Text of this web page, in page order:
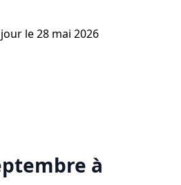
le28 mai 2026
à